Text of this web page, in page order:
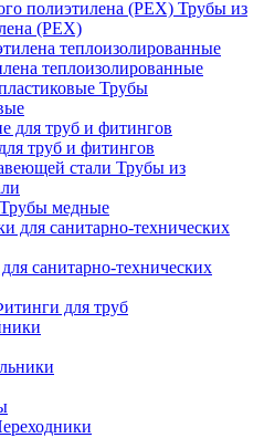
Трубы из
(PEX)
теплоизолированные
Трубы
труб и фитингов
Трубы из
Трубы медные
санитарно-технических
для труб